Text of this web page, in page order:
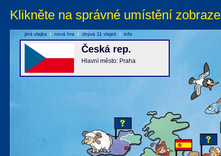
Klikněte na správné umístění
Česká rep.
Hlavní město: Praha
jiná vlajka | nová hra | zbývá 11 vlajek | info